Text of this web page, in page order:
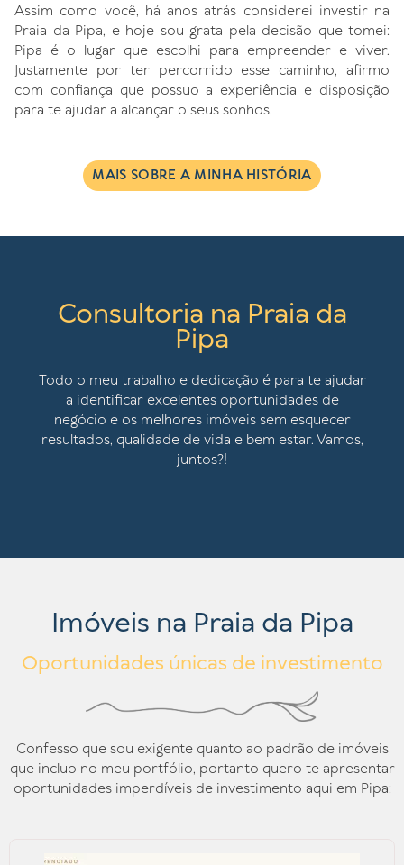
Assim como você, há anos atrás considerei investir na
Praia da Pipa, e hoje sou grata pela decisão que tomei:
Pipa é o lugar que escolhi para empreender e viver.
Justamente por ter percorrido esse caminho, afirmo
com confiança que possuo a experiência e disposição
para te ajudar a alcançar o seus sonhos.
MAIS SOBRE A MINHA HISTÓRIA
Consultoria na Praia da
Pipa
Todo o meu trabalho e dedicação é para te ajudar
a identificar excelentes oportunidades de
negócio e os melhores imóveis sem esquecer
resultados, qualidade de vida e bem estar. Vamos,
juntos?!
Imóveis na Praia da Pipa
Oportunidades únicas de investimento
Confesso que sou exigente quanto ao padrão de imóveis
que incluo no meu portfólio, portanto quero te apresentar
oportunidades imperdíveis de investimento aqui em Pipa: